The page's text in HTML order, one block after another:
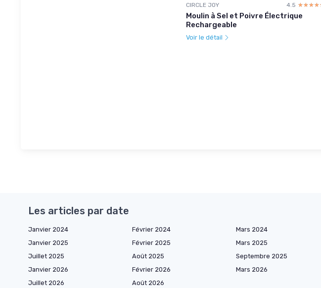
CIRCLE JOY 4.5
Moulin à Sel et Poivre Électrique
Rechargeable
Voir le détail
Les articles par date
Janvier 2024 Février 2024 Mars 2024
Janvier 2025
Février 2025 Mars 2025
Juillet 2025
Août 2025 Septembre 2025
Janvier 2026
Février 2026 Mars 2026
Juillet 2026
Août 2026